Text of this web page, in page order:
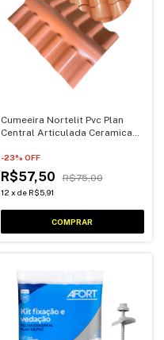
Cumeeira Nortelit Pvc Plan
Central Articulada Ceramica
-23% OFF
R$57,50 R$75,00
12 x de R$5,91